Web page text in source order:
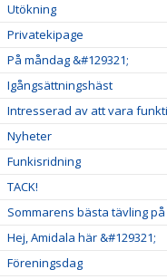
Utökning
Privatekipage
På måndag &#129321;
Igångsättningshäst
Intresserad av att vara
Nyheter
Funkisridning
TACK!
Sommarens bästa tävling
Hej, Amidala här &#129321;
Föreningsdag